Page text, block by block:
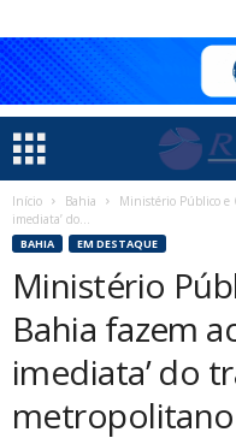
Início Bahia
Ministério Público e
imediata’ do...
BAHIA EM DESTAQUE
Ministério
Bahia fazem
imediata’ do
metropolitano